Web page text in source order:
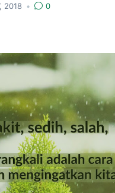
2018 •
0